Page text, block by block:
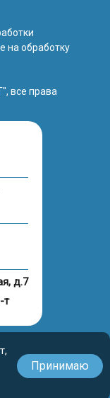
Принимаю
на обработку
все права
д.7
т